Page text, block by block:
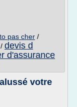
pas cher /
/ devis d
d'assurance
votre